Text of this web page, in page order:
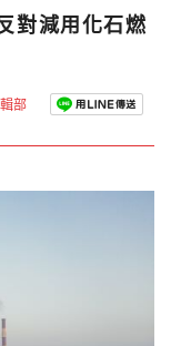
對減用化石燃
部